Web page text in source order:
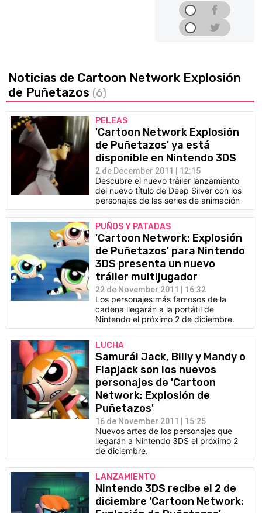
Noticias de Cartoon Network Explosión
de Puñetazos (6)
PELEAS
'Cartoon Network Explosión
de Puñetazos' ya está
disponible en Nintendo 3DS
2 de December 2011 | 12:15
Descubre el nuevo tráiler lanzamiento
del nuevo título de Deep Silver con los
personajes de las series de animación
PUÑOS Y PATADAS
'Cartoon Network: Explosión
de Puñetazos' para Nintendo
3DS presenta un nuevo
tráiler multijugador
22 de November 2011 | 16:32
Los personajes más famosos de la
cadena llegarán a la portátil de
Nintendo el próximo 2 de diciembre.
LUCHA
Samurái Jack, Billy y Mandy o
Flapjack son los nuevos
personajes de 'Cartoon
Network: Explosión de
Puñetazos'
16 de November 2011 | 15:25
Nuevos artes de los personajes que
llegarán a Nintendo 3DS el próximo 2
de diciembre.
LANZAMIENTO
Nintendo 3DS recibe el 2 de
diciembre 'Cartoon Network: